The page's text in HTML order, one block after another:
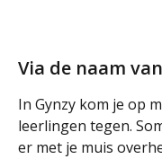
Via de naam
In Gynzy kom je op
leerlingen tegen.
er met je muis